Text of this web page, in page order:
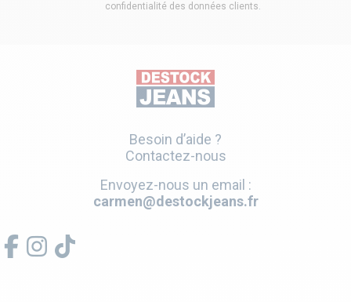
confidentialité des données clients.
Besoin d’aide ?
Contactez-nous
Envoyez-nous un email :
carmen@destockjeans.fr